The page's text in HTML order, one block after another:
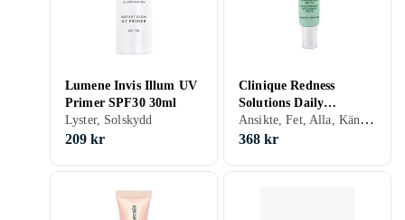
Lumene Invis Illum UV
Primer SPF30 30ml
Lyster, Solskydd
209 kr
Clinique Redness
Solutions Daily
Protective Base SPF15
40ml
Ansikte, Fet, Alla, Känslig, Anti-redness, Återfuktande, Solskydd, Porminimering, Kräm
368 kr